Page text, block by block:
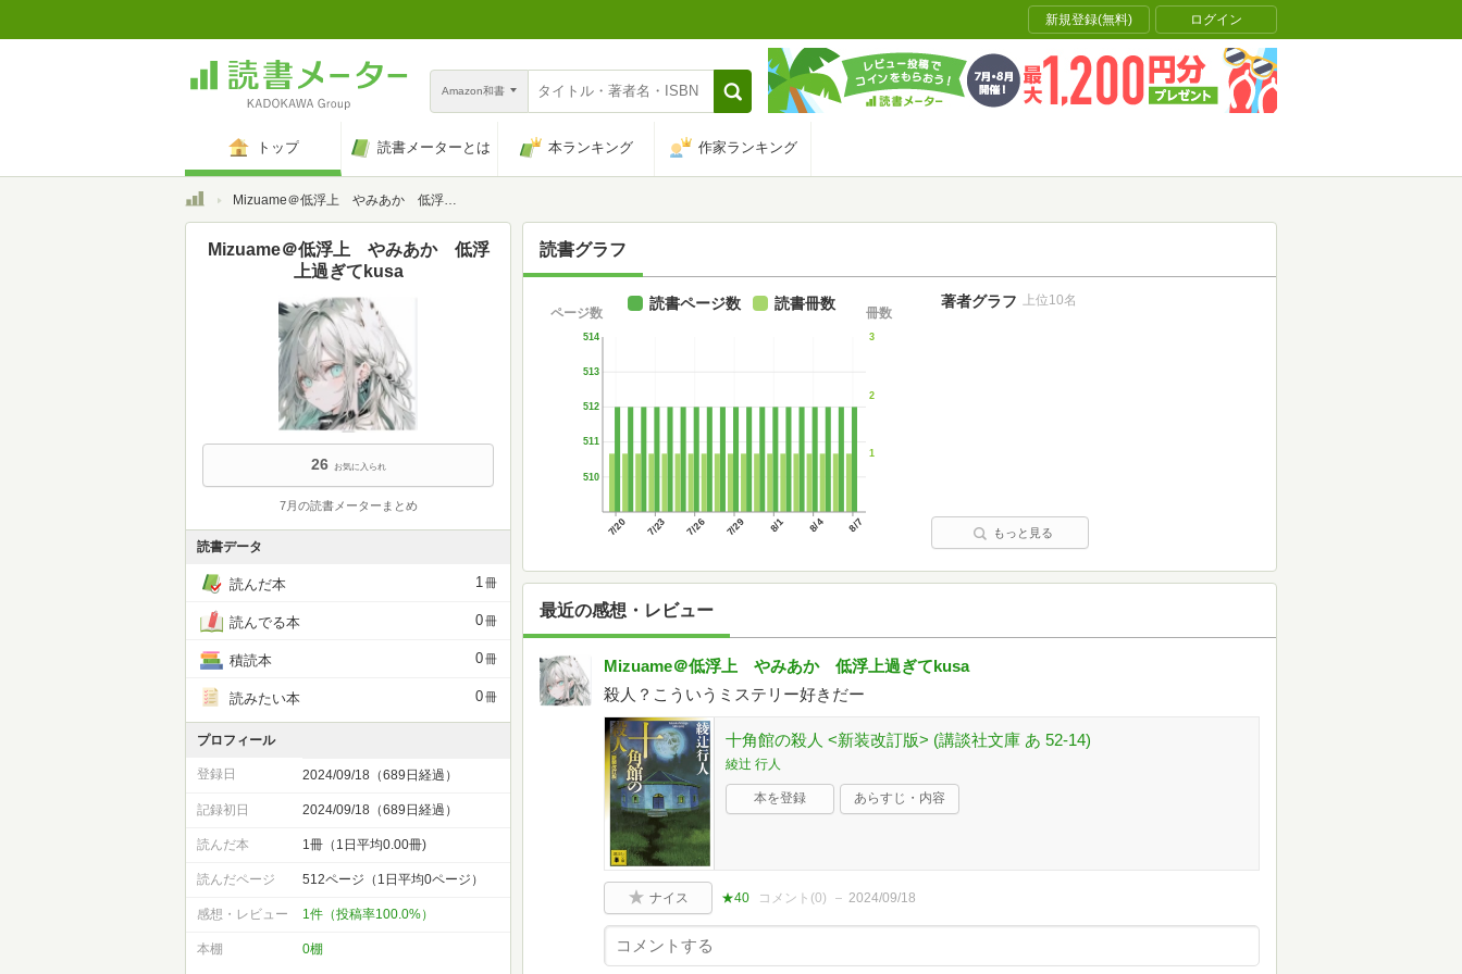
新規登録(無料) ログイン
Amazon和書
トップ 読書メーターとは 本ランキング 作家ランキング
トップMizuame＠低浮上 やみあか 低浮上過ぎてkusa
読書グラフ
7/20 7/23 7/26 7/29 8/1 8/4 8/7
510
511
512
513
514
ページ数
1
2
3
冊数
読書ページ数 読書冊数 著者グラフ 上位10名
もっと見る
最近の感想・レビュー
Mizuame＠低浮上 やみあか 低浮上過ぎてkusa
殺人？こういうミステリー好きだー
十角館の殺人 <新装改訂版> (講談社文庫 あ 52-14)
綾辻 行人
本を登録 あらすじ・内容
ナイス ★40 コメント(0) 2024/09/18
Mizuame＠低浮上 やみあか 低浮
上過ぎてkusa
26 お気に入られ
7月の読書メーターまとめ
読書データ
読んだ本 1冊
読んでる本 0冊
積読本 0冊
読みたい本 0冊
プロフィール
登録日 2024/09/18（689日経過）
記録初日 2024/09/18（689日経過）
読んだ本 1冊（1日平均0.00冊)
読んだページ 512ページ（1日平均0ページ）
感想・レビュー 1件（投稿率100.0%）
本棚 0棚